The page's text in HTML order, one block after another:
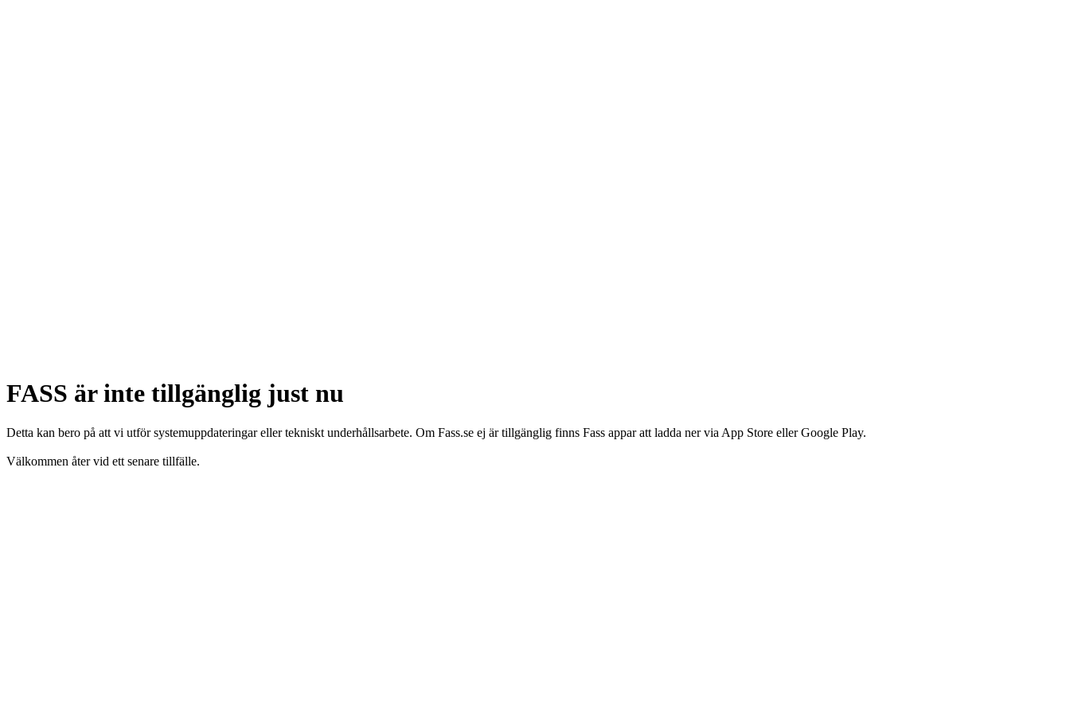
FASS är inte tillgänglig just nu
Detta kan bero på att vi utför systemuppdateringar eller tekniskt underhållsarbete. Om Fass.se ej är tillgänglig finns Fass appar att ladda ner via App Store eller Google Play.
Välkommen åter vid ett senare tillfälle.